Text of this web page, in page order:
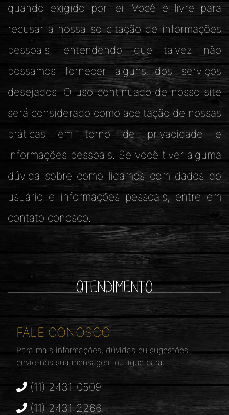
quando exigido por lei. Você é livre para
recusar a nossa solicitação de informações
pessoais, entendendo que talvez não
possamos fornecer alguns dos serviços
desejados. O uso continuado de nosso site
será considerado como aceitação de nossas
práticas em torno de privacidade e
informações pessoais. Se você tiver alguma
dúvida sobre como lidamos com dados do
usuário e informações pessoais, entre em
contato conosco.
ATENDIMENTO
FALE CONOSCO
Para mais informações, dúvidas ou sugestões
envie-nos sua mensagem ou ligue para:
(11) 2431-0509
(11) 2431-2266